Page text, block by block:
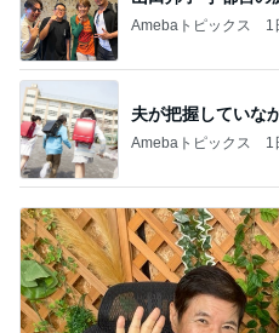
Amebaトピックス 1
夫が把握していな
Amebaトピックス 1